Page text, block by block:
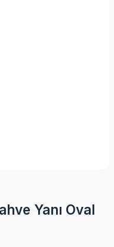
Yanı Oval